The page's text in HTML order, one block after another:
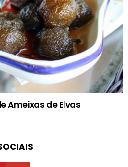
Ameixas de Elvas
youtube